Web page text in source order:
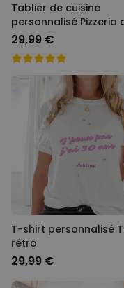
Tablier de cuisine
personnalisé Pizzeria
visage
29,99 €
T-shirt personnalisé
rétro
29,99 €